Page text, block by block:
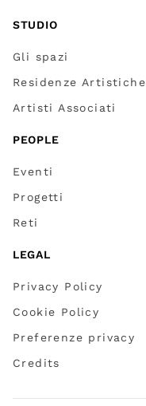
STUDIO
Gli spazi
Residenze Artistiche
Artisti Associati
PEOPLE
Eventi
Progetti
Reti
LEGAL
Privacy Policy
Cookie Policy
Preferenze privacy
Credits